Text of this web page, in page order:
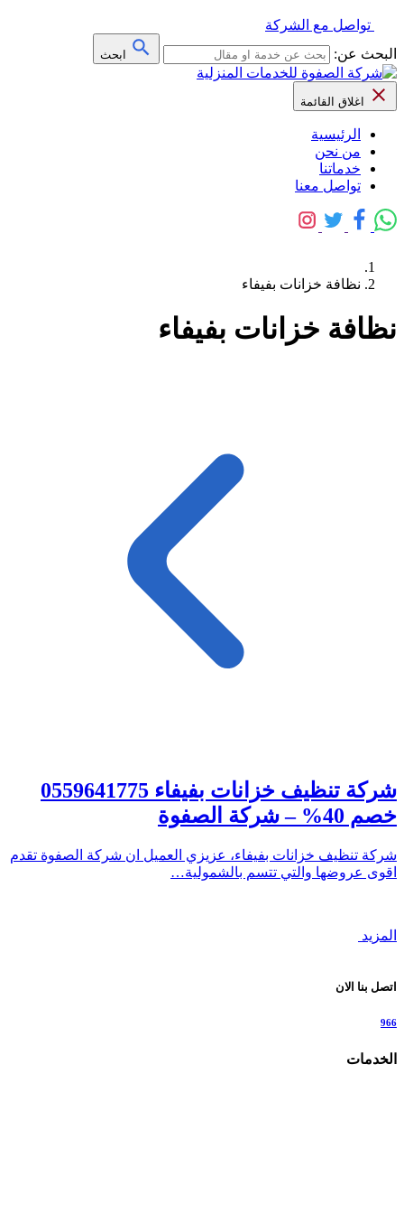
تواصل مع الشركة
البحث عن:
ابحث
اغلاق القائمة
الرئيسية
من نحن
خدماتنا
تواصل معنا
نظافة خزانات بفيفاء
نظافة خزانات بفيفاء
شركة تنظيف خزانات بفيفاء 0559641775
خصم 40% – شركة الصفوة
شركة تنظيف خزانات بفيفاء، عزيزي العميل ان شركة الصفوة تقدم
اقوى عروضها والتي تتسم بالشمولية…
المزيد
اتصل بنا الان
966
الخدمات